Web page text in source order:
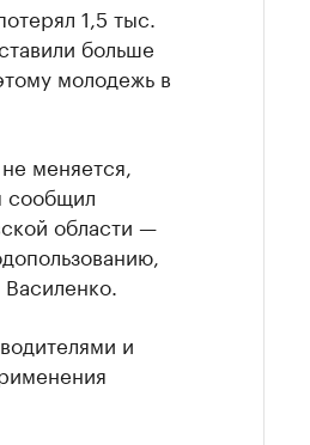
1,5 тыс.
больше
молодежь в
меняется,
сообщил
области —
и